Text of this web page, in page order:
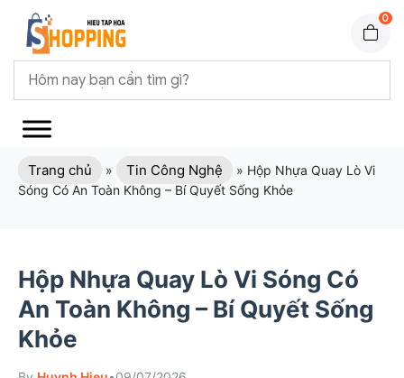
0
Trang chủ » Tin Công Nghệ » Hộp Nhựa Quay Lò Vi
Sóng Có An Toàn Không – Bí Quyết Sống Khỏe
Hộp Nhựa Quay Lò Vi Sóng Có
An Toàn Không – Bí Quyết Sống
Khỏe